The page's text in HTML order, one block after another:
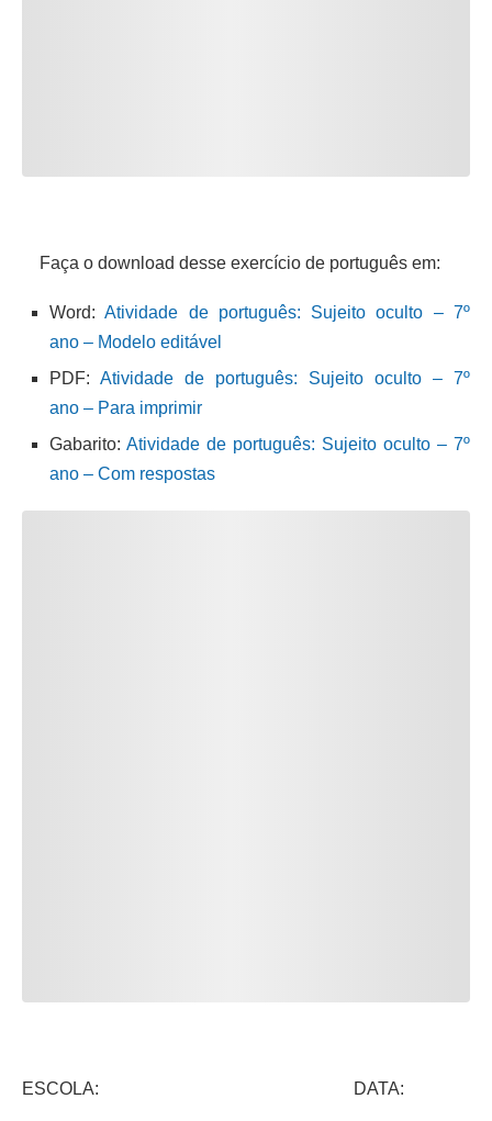
Faça o download desse exercício de português em:
Word:Atividade de português: Sujeito oculto – 7º
ano – Modelo editável
PDF: Atividade de português: Sujeito oculto – 7º
ano – Para imprimir
Gabarito: Atividade de português: Sujeito oculto – 7º
ano – Com respostas
ESCOLA: DATA: